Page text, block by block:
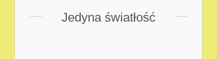
Jedyna światłość